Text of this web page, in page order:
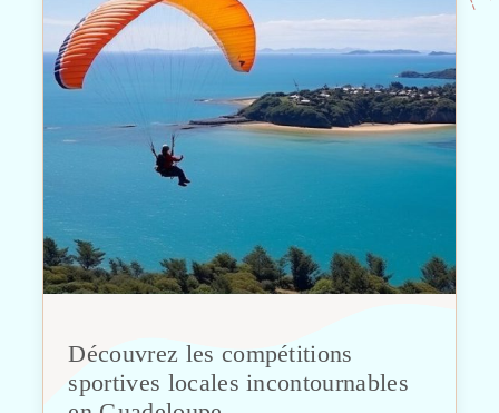
Découvrez les compétitions
sportives locales incontournables